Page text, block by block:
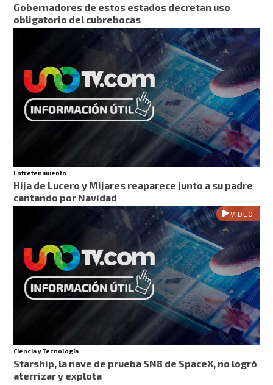
Gobernadores de estos estados decretan uso
obligatorio del cubrebocas
Entretenimiento
Hija de Lucero y Mijares reaparece junto a su padre
cantando por Navidad
VIDEO
Ciencia y Tecnología
Starship, la nave de prueba SN8 de SpaceX, no logró
aterrizar y explota